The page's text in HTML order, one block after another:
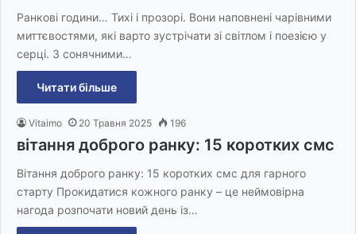
Ранкові години… Тихі і прозорі. Вони наповнені чарівними
миттєвостями, які варто зустрічати зі світлом і поезією у
серці. З сонячними…
Читати більше
Vitaimo 20 Травня 2025 196
вітання доброго ранку: 15 коротких смс
Вітання доброго ранку: 15 коротких смс для гарного
старту Прокидатися кожного ранку – це неймовірна
нагода розпочати новий день із…